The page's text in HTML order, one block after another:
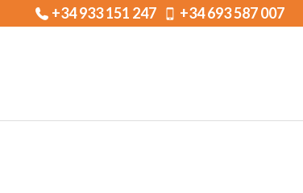
+34 933 151 247 +34 693 587 007